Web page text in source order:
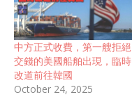
中方正式收費，第一艘拒絕
交錢的美國船舶出現，臨時
改道前往韓國
October 24, 2025